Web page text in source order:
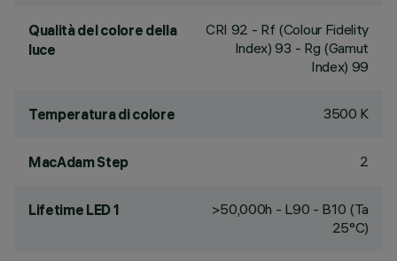
Qualità del colore della
luce
CRI 92 - Rf (Colour Fidelity
Index) 93 - Rg (Gamut
Index) 99
Temperatura di colore 3500 K
MacAdam Step 2
Lifetime LED 1
>50,000h - L90 - B10 (Ta
25°C)